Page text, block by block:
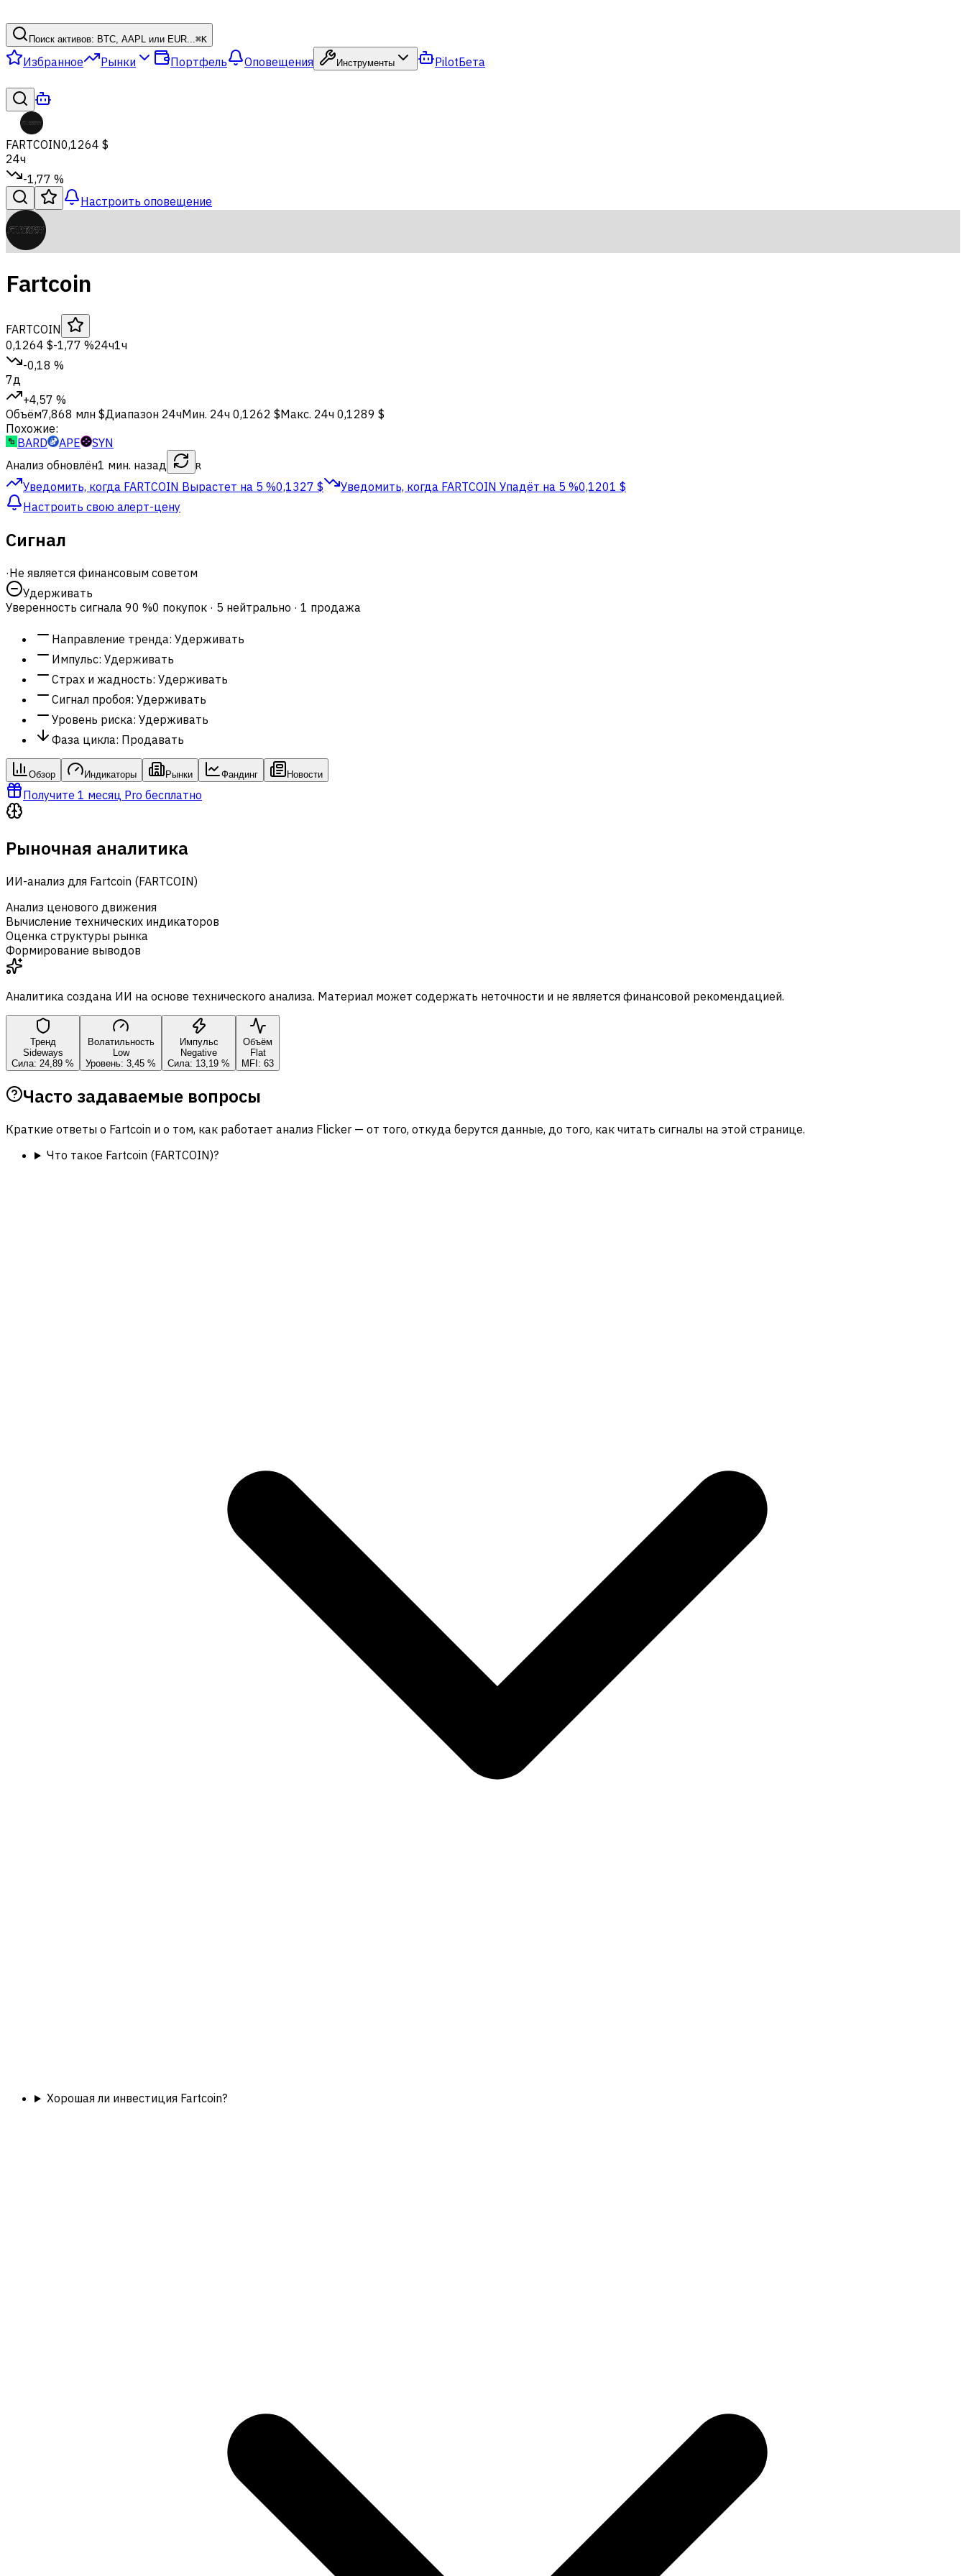
Поиск активов: BTC, AAPL или EUR...⌘K
Избранное Рынки Портфель Оповещения Инструменты PilotБета
FARTCOIN0,1264 $
24ч
-1,77 %
Настроить оповещение
Fartcoin
FARTCOIN
0,1264 $-1,77 %24ч1ч
-0,18 %
7д
+4,57 %
Объём7,868 млн $Диапазон 24чМин. 24ч 0,1262 $Макс. 24ч 0,1289 $
Похожие:
BARD
APE
SYN
Анализ обновлён1 мин. назад R
Уведомить, когда FARTCOIN Вырастет на 5 %0,1327 $ Уведомить, когда FARTCOIN Упадёт на 5 %0,1201 $
Настроить свою алерт-цену
Сигнал
·Не является финансовым советом
Удерживать
Уверенность сигнала 90 %0 покупок · 5 нейтрально · 1 продажа
Направление тренда: Удерживать
Импульс: Удерживать
Страх и жадность: Удерживать
Сигнал пробоя: Удерживать
Уровень риска: Удерживать
Фаза цикла: Продавать
Обзор Индикаторы Рынки Фандинг Новости
Получите 1 месяц Pro бесплатно
Рыночная аналитика
ИИ-анализ для Fartcoin (FARTCOIN)
Анализ ценового движения
Вычисление технических индикаторов
Оценка структуры рынка
Формирование выводов
Аналитика создана ИИ на основе технического анализа. Материал может содержать неточности и не является финансовой рекомендацией.
Тренд
Sideways
Сила: 24,89 %
Волатильность
Low
Уровень: 3,45 %
Импульс
Negative
Сила: 13,19 %
Объём
Flat
MFI: 63
Часто задаваемые вопросы
Краткие ответы о Fartcoin и о том, как работает анализ Flicker — от того, откуда берутся данные, до того, как читать сигналы на этой странице.
Что такое Fartcoin (FARTCOIN)?
Хорошая ли инвестиция Fartcoin?